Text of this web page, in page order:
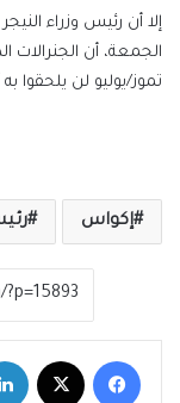
إلا أن رئيس وزراء
تموز/يوليو لن يلحقوا
إكواس
فيسبوك